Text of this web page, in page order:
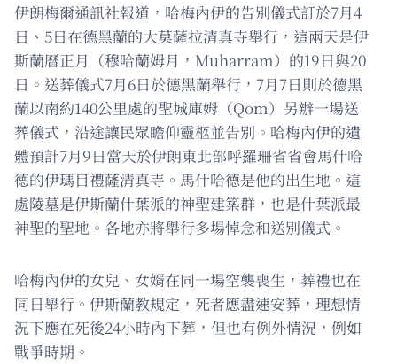
伊朗梅爾通訊社報道，哈梅內伊的告別儀式訂於7月4
日、5日在德黑蘭的大莫薩拉清真寺舉行，這兩天是伊
斯蘭曆正月（穆哈蘭姆月，Muharram）的19日與20
日。送葬儀式7月6日於德黑蘭舉行，7月7日則於德黑
蘭以南約140公里處的聖城庫姆（Qom）另辦一場送
葬儀式，沿途讓民眾瞻仰靈柩並告別。哈梅內伊的遺
體預計7月9日當天於伊朗東北部呼羅珊省省會馬什哈
德的伊瑪目禮薩清真寺。馬什哈德是他的出生地。這
處陵墓是伊斯蘭什葉派的神聖建築群，也是什葉派最
神聖的聖地。各地亦將舉行多場悼念和送別儀式。
哈梅內伊的女兒、女婿在同一場空襲喪生，葬禮也在
同日舉行。伊斯蘭教規定，死者應盡速安葬，理想情
況下應在死後24小時內下葬，但也有例外情況，例如
戰爭時期。